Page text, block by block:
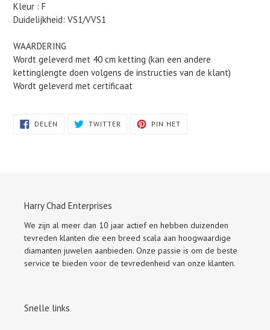
Kleur : F
Duidelijkheid: VS1/VVS1
WAARDERING
Wordt geleverd met 40 cm ketting (kan een andere
kettinglengte doen volgens de instructies van de klant)
Wordt geleverd met certificaat
DELEN DELEN
TWITTER TWITTEREN
OP
PIN HET
Harry Chad Enterprises
We zijn al meer dan 10 jaar actief en hebben duizenden
tevreden klanten die een breed scala aan hoogwaardige
diamanten juwelen aanbieden. Onze passie is om de beste
service te bieden voor de tevredenheid van onze klanten.
Snelle links